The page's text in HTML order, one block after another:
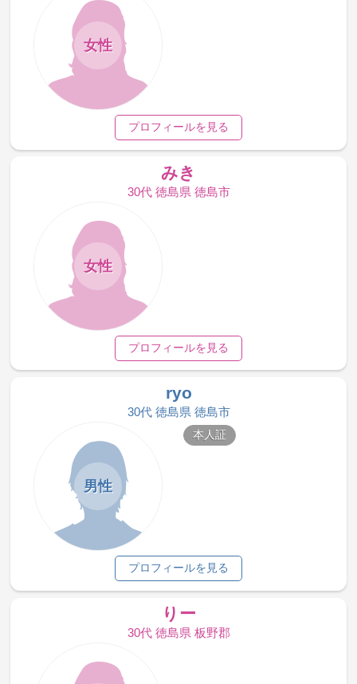
女性
プロフィールを見る
みき
30代 徳島県 徳島市
女性
プロフィールを見る
ryo
30代 徳島県 徳島市
男性
本人証
プロフィールを見る
りー
30代 徳島県 板野郡